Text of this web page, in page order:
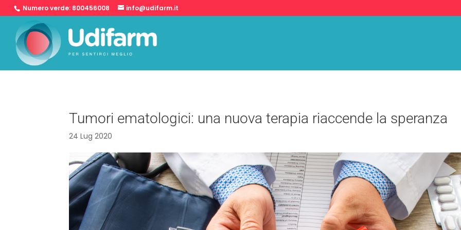
Numero verde: 800456008 info@udifarm.it
Tumori ematologici: una nuova terapia riaccende la speranza
24 Lug 2020